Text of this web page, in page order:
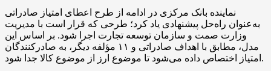
نماینده بانک مرکزی در ادامه از طرح اعطای امتیاز صادراتی
به‌عنوان راه‌حل پیشنهادی یاد کرد؛ طرحی که قرار است با مدیریت
وزارت صمت و سازمان توسعه تجارت اجرا شود. بر اساس این
مدل، مطابق با اهداف صادراتی و ۱۱ مؤلفه دیگر، به صادرکنندگان
امتیاز اختصاص داده می‌شود تا موضوع ارز از موضوع کالا جدا شود.